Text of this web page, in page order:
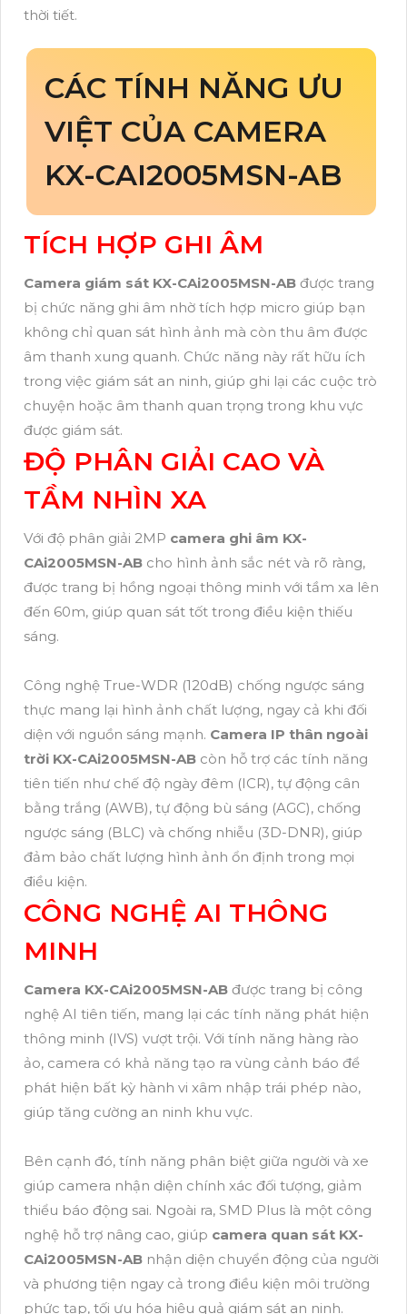
thời tiết.
CÁC TÍNH NĂNG ƯU
VIỆT CỦA CAMERA
KX-CAI2005MSN-AB
TÍCH HỢP GHI ÂM
Camera giám sát KX-CAi2005MSN-AB được trang
bị chức năng ghi âm nhờ tích hợp micro giúp bạn
không chỉ quan sát hình ảnh mà còn thu âm được
âm thanh xung quanh. Chức năng này rất hữu ích
trong việc giám sát an ninh, giúp ghi lại các cuộc trò
chuyện hoặc âm thanh quan trọng trong khu vực
được giám sát.
ĐỘ PHÂN GIẢI CAO VÀ
TẦM NHÌN XA
Với độ phân giải 2MP camera ghi âm KX-
CAi2005MSN-AB cho hình ảnh sắc nét và rõ ràng,
được trang bị hồng ngoại thông minh với tầm xa lên
đến 60m, giúp quan sát tốt trong điều kiện thiếu
sáng.
Công nghệ True-WDR (120dB) chống ngược sáng
thực mang lại hình ảnh chất lượng, ngay cả khi đối
diện với nguồn sáng mạnh. Camera IP thân ngoài
trời KX-CAi2005MSN-AB còn hỗ trợ các tính năng
tiên tiến như chế độ ngày đêm (ICR), tự động cân
bằng trắng (AWB), tự động bù sáng (AGC), chống
ngược sáng (BLC) và chống nhiễu (3D-DNR), giúp
đảm bảo chất lượng hình ảnh ổn định trong mọi
điều kiện.
CÔNG NGHỆ AI THÔNG
MINH
Camera KX-CAi2005MSN-AB được trang bị công
nghệ AI tiên tiến, mang lại các tính năng phát hiện
thông minh (IVS) vượt trội. Với tính năng hàng rào
ảo, camera có khả năng tạo ra vùng cảnh báo để
phát hiện bất kỳ hành vi xâm nhập trái phép nào,
giúp tăng cường an ninh khu vực.
Bên cạnh đó, tính năng phân biệt giữa người và xe
giúp camera nhận diện chính xác đối tượng, giảm
thiểu báo động sai. Ngoài ra, SMD Plus là một công
nghệ hỗ trợ nâng cao, giúp camera quan sát KX-
CAi2005MSN-AB nhận diện chuyển động của người
và phương tiện ngay cả trong điều kiện môi trường
phức tạp, tối ưu hóa hiệu quả giám sát an ninh.